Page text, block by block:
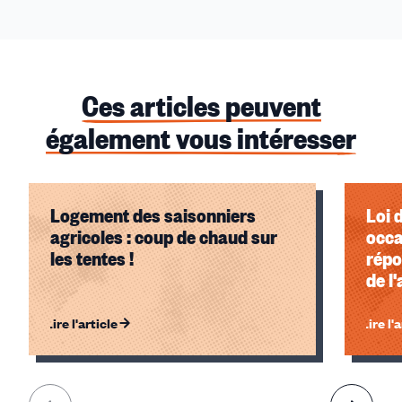
Ces articles peuvent
également vous intéresser
Logement des saisonniers
agricoles : coup de chaud sur
les tentes !
Lire l'article
Loi
de
Lire